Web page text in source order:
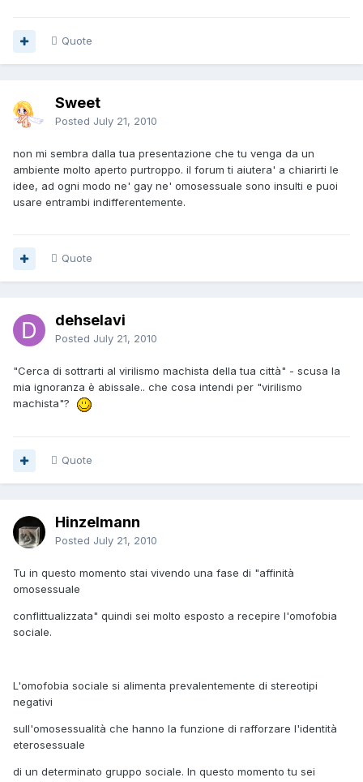
Quote
Sweet
Posted July 21, 2010
non mi sembra dalla tua presentazione che tu venga da un
ambiente molto aperto purtroppo. il forum ti aiutera' a chiarirti le
idee, ad ogni modo ne' gay ne' omosessuale sono insulti e puoi
usare entrambi indifferentemente.
Quote
dehselavi
Posted July 21, 2010
"Cerca di sottrarti al virilismo machista della tua città" - scusa la
mia ignoranza è abissale.. che cosa intendi per "virilismo
machista"?
Quote
Hinzelmann
Posted July 21, 2010
Tu in questo momento stai vivendo una fase di "affinità
omosessuale
conflittualizzata" quindi sei molto esposto a recepire l'omofobia
sociale.
L'omofobia sociale si alimenta prevalentemente di stereotipi
negativi
sull'omosessualità che hanno la funzione di rafforzare l'identità
eterosessuale
di un determinato gruppo sociale. In questo momento tu sei